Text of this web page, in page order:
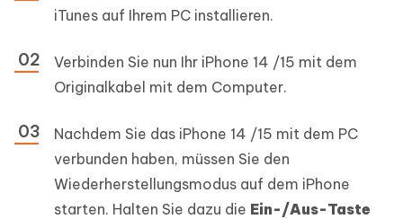
iTunes auf Ihrem PC installieren.
Verbinden Sie nun Ihr iPhone 14 /15 mit dem
Originalkabel mit dem Computer.
Nachdem Sie das iPhone 14 /15 mit dem PC
verbunden haben, müssen Sie den
Wiederherstellungsmodus auf dem iPhone
starten. Halten Sie dazu die Ein-/Aus-Taste